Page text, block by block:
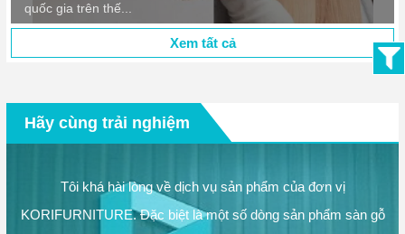
quốc gia trên thế...
Xem tất cả
Hãy cùng trải nghiệm
Tôi khá hài lòng về dịch vụ sản phẩm của đơn vị
KORIFURNITURE. Đặc biệt là một số dòng sản phẩm sàn gỗ